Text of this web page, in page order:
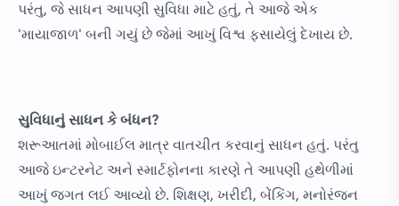
પરંતુ, જે સાધન આપણી સુવિધા માટે હતું, તે આજે એક
'માયાજાળ' બની ગયું છે જેમાં આખું વિશ્વ ફસાયેલું દેખાય છે.
સુવિધાનું સાધન કે બંધન?
શરૂઆતમાં મોબાઈલ માત્ર વાતચીત કરવાનું સાધન હતું. પરંતુ
આજે ઇન્ટરનેટ અને સ્માર્ટફોનના કારણે તે આપણી હથેળીમાં
આખું જગત લઈ આવ્યો છે. શિક્ષણ, ખરીદી, બેંકિંગ, મનોરંજન